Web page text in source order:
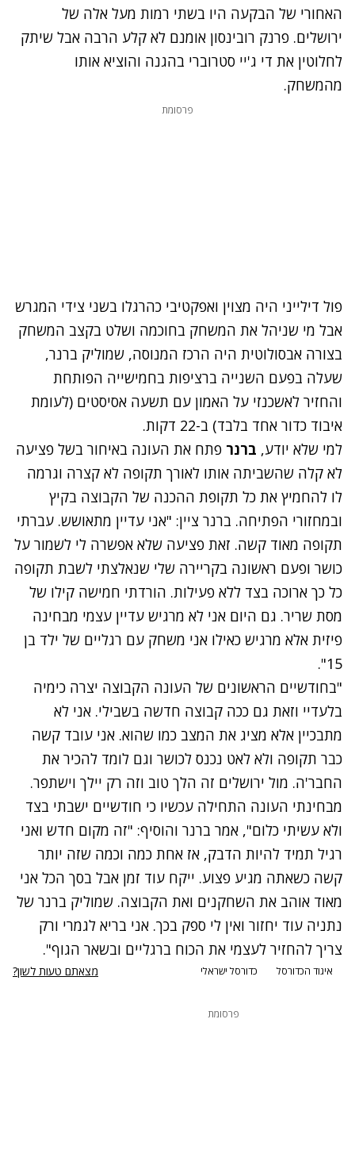
האחורי של הבקעה היו בשתי רמות מעל אלה של
ירושלים. פרנק רובינסון אומנם לא קלע הרבה אבל שיתק
לחלוטין את די ג'יי סטרוברי בהגנה והוציא אותו
מהמשחק.
פרסומת
פול דילייני היה מצוין ואפקטיבי כהרגלו בשני צידי המגרש
אבל מי שניהל את המשחק בחוכמה ושלט בקצב המשחק
בצורה אבסולוטית היה הרכז המנוסה, שמוליק ברנר,
שעלה בפעם השנייה ברציפות בחמישייה הפותחת
והחזיר לאשכנזי על האמון עם תשעה אסיסטים (לעומת
איבוד כדור אחד בלבד) ב-22 דקות.
נתקלנו בבעיה
נסה שוב
למי שלא יודע, ברנר פתח את העונה באיחור בשל פציעה
לא קלה שהשביתה אותו לאורך תקופה לא קצרה וגרמה
לו להחמיץ את כל תקופת ההכנה של הקבוצה בקיץ
ובמחזורי הפתיחה. ברנר ציין: "אני עדיין מתאושש. עברתי
תקופה מאוד קשה. זאת פציעה שלא אפשרה לי לשמור על
כושר ופעם ראשונה בקריירה שלי שנאלצתי לשבת תקופה
כל כך ארוכה בצד ללא פעילות. הורדתי חמישה קילו של
מסת שריר. גם היום אני לא מרגיש עדיין עצמי מבחינה
פיזית אלא מרגיש כאילו אני משחק עם רגליים של ילד בן
15".
"בחודשיים הראשונים של העונה הקבוצה יצרה כימיה
בלעדיי וזאת גם ככה קבוצה חדשה בשבילי. אני לא
מתבכיין אלא מציג את המצב כמו שהוא. אני עובד קשה
כבר תקופה ולא לאט נכנס לכושר וגם לומד להכיר את
החבר'ה. מול ירושלים זה הלך טוב וזה רק יילך וישתפר.
מבחינתי העונה התחילה עכשיו כי חודשיים ישבתי בצד
ולא עשיתי כלום", אמר ברנר והוסיף: "זה מקום חדש ואני
רגיל תמיד להיות הדבק, אז אחת כמה וכמה שזה יותר
קשה כשאתה מגיע פצוע. ייקח עוד זמן אבל בסך הכל אני
מאוד אוהב את השחקנים ואת הקבוצה. שמוליק ברנר של
נתניה עוד יחזור ואין לי ספק בכך. אני בריא לגמרי ורק
צריך להחזיר לעצמי את הכוח ברגליים ובשאר הגוף".
איגוד הכדורסל כדורסל ישראלי מצאתם טעות לשון?
פרסומת